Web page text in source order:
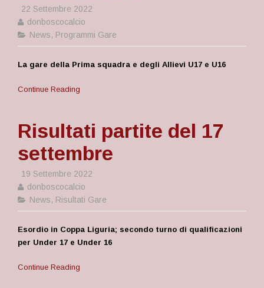
22 Settembre 2022
donboscocalcio
News, Programmi Gare
La gare della Prima squadra e degli Allievi U17 e U16
Continue Reading
Risultati partite del 17
settembre
19 Settembre 2022
donboscocalcio
News, Risultati Gare
Esordio in Coppa Liguria; secondo turno di qualificazioni
per Under 17 e Under 16
Continue Reading